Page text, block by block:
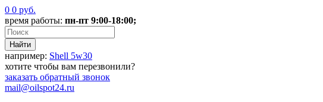
0 0 руб.
время работы: пн-пт 9:00-18:00;
например: Shell 5w30
хотите чтобы вам перезвонили?
заказать обратный звонок
mail@oilspot24.ru